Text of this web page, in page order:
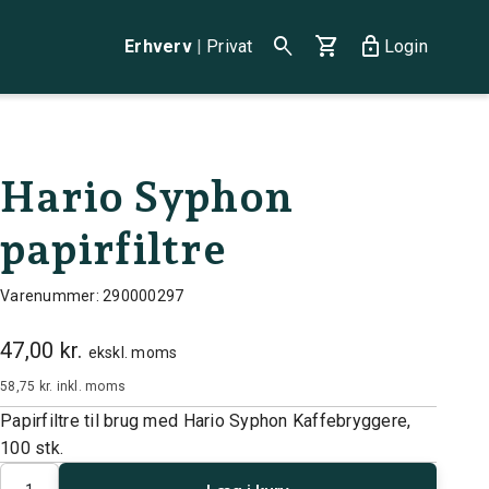
Erhverv | Privat search shopping_cart lock Login
Hario Syphon
papirfiltre
Varenummer: 290000297
47,00 kr. ekskl. moms
58,75 kr. inkl. moms
Papirfiltre til brug med Hario Syphon Kaffebryggere,
100 stk.
Antal